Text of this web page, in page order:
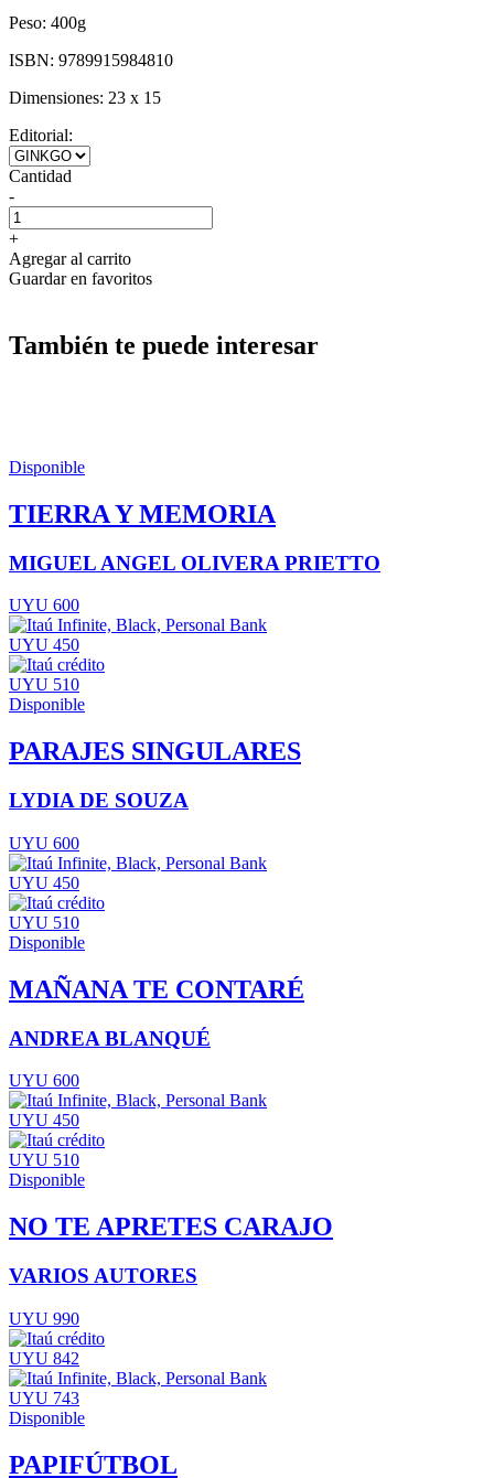
Peso: 400g
ISBN: 9789915984810
Dimensiones: 23 x 15
Editorial:
Cantidad
-
+
Agregar al carrito
Guardar en favoritos
También te puede interesar
Disponible
TIERRA Y MEMORIA
MIGUEL ANGEL OLIVERA PRIETTO
UYU 600
UYU 450
UYU 510
Disponible
PARAJES SINGULARES
LYDIA DE SOUZA
UYU 600
UYU 450
UYU 510
Disponible
MAÑANA TE CONTARÉ
ANDREA BLANQUÉ
UYU 600
UYU 450
UYU 510
Disponible
NO TE APRETES CARAJO
VARIOS AUTORES
UYU 990
UYU 842
UYU 743
Disponible
PAPIFÚTBOL